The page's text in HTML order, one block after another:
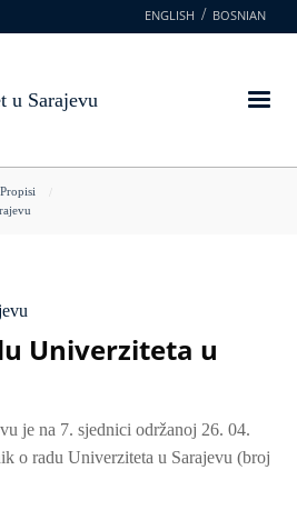
ENGLISH BOSNIAN
u Sarajevu
Propisi
Univerziteta u
je na 7. sjednici održanoj 26. 04.
o radu Univerziteta u Sarajevu (broj